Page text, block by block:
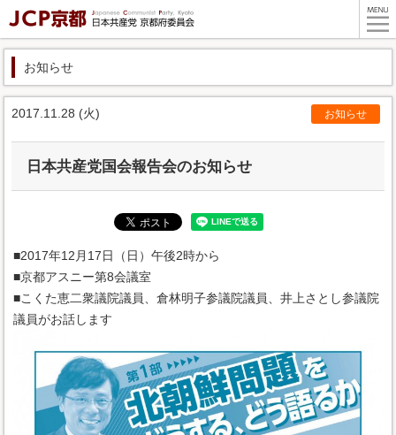
お知らせ
2017.11.28 (火) お知らせ
日本共産党国会報告会のお知らせ
■2017年12月17日（日）午後2時から
■京都アスニー第8会議室
■こくた恵二衆議院議員、倉林明子参議院議員、井上さとし参議院
議員がお話します